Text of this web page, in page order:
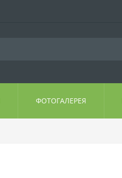
ФОТОГАЛЕРЕЯ